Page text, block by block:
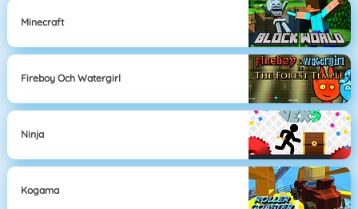
Minecraft
Fireboy Och Watergirl
Ninja
Kogama